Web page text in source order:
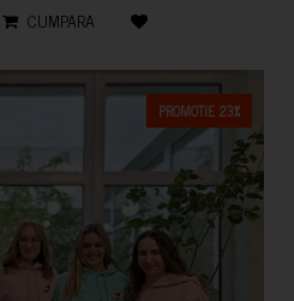
CUMPARA
PROMOTIE 23%